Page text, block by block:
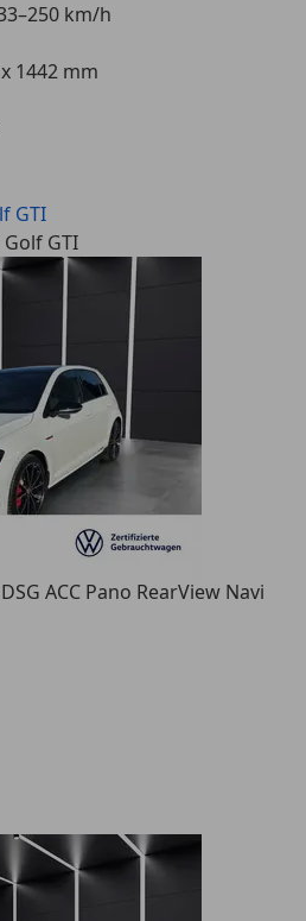
km/h
1442 mm
GTI
GTI
ACC Pano RearView Navi